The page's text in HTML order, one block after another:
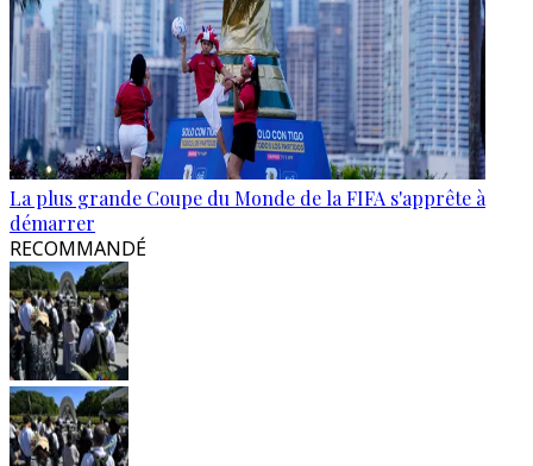
La plus grande Coupe du Monde de la FIFA s'apprête à
démarrer
RECOMMANDÉ